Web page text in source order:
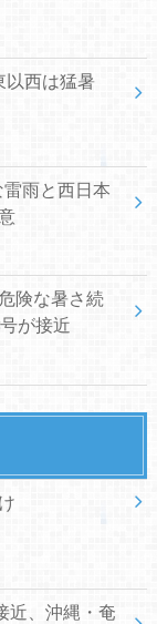
西は猛暑
雷雨と西日本
険な暑さ続
が接近
近、沖縄・奄